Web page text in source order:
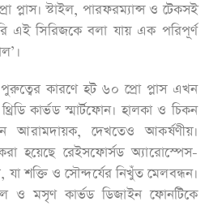
প্লাস। স্টাইল, পারফরম্যান্স ও টেকসই
এই সিরিজকে বলা যায় এক পরিপূর্ণ
পুরুত্বের কারণে হট ৬০ প্রো প্লাস এখন
কার্ভড স্মার্টফোন। হালকা ও চিকন
আরামদায়ক, দেখতেও আকর্ষণীয়।
হয়েছে রেইসফোর্সড অ্যারোস্পেস-
যা শক্তি ও সৌন্দর্যের নিখুঁত মেলবন্ধন।
ও মসৃণ কার্ভড ডিজাইন ফোনটিকে